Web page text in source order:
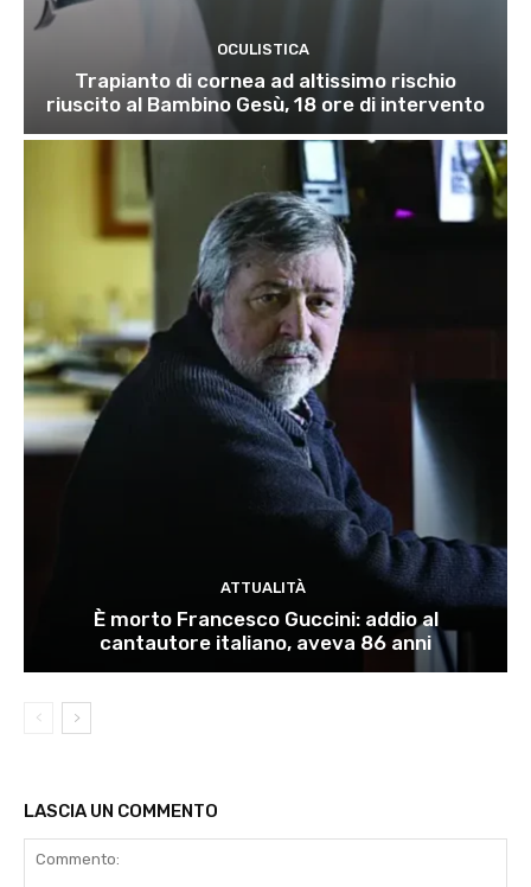
OCULISTICA
Trapianto di cornea ad altissimo rischio
riuscito al Bambino Gesù, 18 ore di intervento
ATTUALITÀ
È morto Francesco Guccini: addio al
cantautore italiano, aveva 86 anni
LASCIA UN COMMENTO